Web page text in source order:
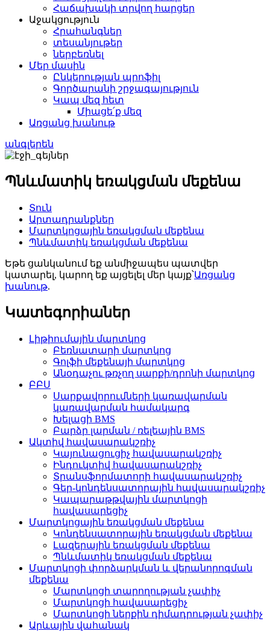
Հաճախակի տրվող հարցեր
Աջակցություն
Հրահանգներ
տեսանյութեր
ներբեռնել
Մեր մասին
Ընկերության պրոֆիլ
Գործարանի շրջագայություն
Կապ մեզ հետ
Միացե՛ք մեզ
Առցանց խանութ
անգլերեն
Պնևմատիկ եռակցման մեքենա
Տուն
Արտադրանքներ
Մարտկոցային եռակցման մեքենա
Պնևմատիկ եռակցման մեքենա
Եթե ​​ցանկանում եք անմիջապես պատվեր
կատարել, կարող եք այցելել մեր կայք՝Առցանց
խանութ.
Կատեգորիաներ
Լիթիումային մարտկոց
Բեռնատարի մարտկոց
Գոլֆի մեքենայի մարտկոց
Անօդաչու թռչող սարքի/դրոնի մարտկոց
ԲԲՍ
Սարքավորումների կառավարման
կառավարման համակարգ
Խելացի BMS
Բարձր լարման / ռելեային BMS
Ակտիվ հավասարակշռիչ
Կայունացուցիչ հավասարակշռիչ
Ինդուկտիվ հավասարակշռիչ
Տրանսֆորմատորի հավասարակշռիչ
Գեր-կոնդենսատորային հավասարակշռիչ
Կապարաթթվային մարտկոցի
հավասարեցիչ
Մարտկոցային եռակցման մեքենա
Կոնդենսատորային եռակցման մեքենա
Լազերային եռակցման մեքենա
Պնևմատիկ եռակցման մեքենա
Մարտկոցի փորձարկման և վերանորոգման
մեքենա
Մարտկոցի տարողության չափիչ
Մարտկոցի հավասարեցիչ
Մարտկոցի ներքին դիմադրության չափիչ
Արևային վահանակ